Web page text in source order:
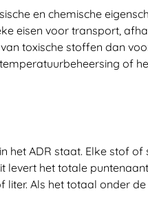
en chemische
eisen voor transport,
toxische stoffen dan
of
het ADR staat. Elke stof
levert het totale
Als het totaal onder